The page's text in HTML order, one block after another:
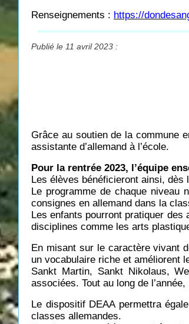
Renseignements : https://
Publié le 11 avril 2023 :
Grâce au soutien de la commune
assistante d’allemand à l’école.
Pour la rentrée 2023, l’équipe
Les élèves bénéficieront ainsi, dès
Le programme de chaque niveau
consignes en allemand dans la
Les enfants pourront pratiquer
disciplines comme les arts
En misant sur le caractère vivant
un vocabulaire riche et améliorent
Sankt Martin, Sankt Nikolaus,
associées. Tout au long de
Le dispositif DEAA permettra
classes allemandes.